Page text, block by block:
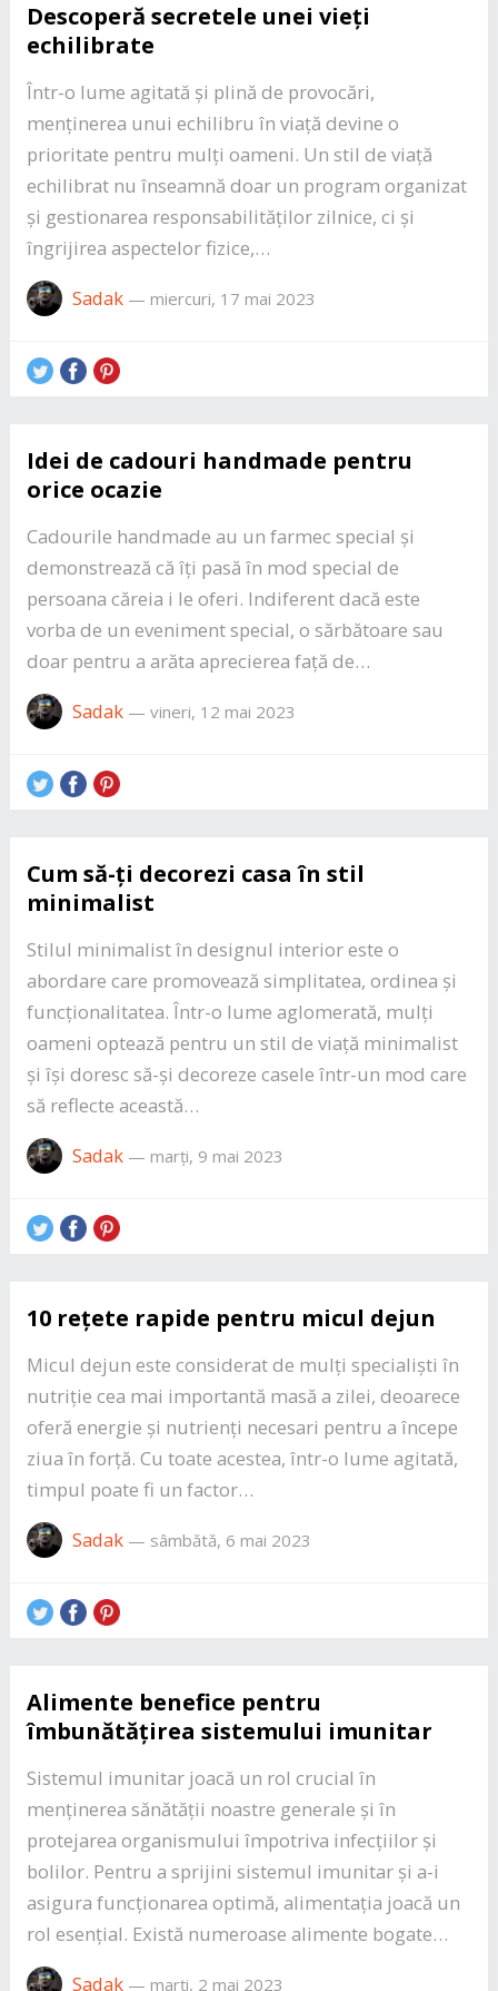
Descoperă secretele unei vieți
echilibrate
Într-o lume agitată și plină de provocări,
menținerea unui echilibru în viață devine o
prioritate pentru mulți oameni. Un stil de viață
echilibrat nu înseamnă doar un program organizat
și gestionarea responsabilităților zilnice, ci și
îngrijirea aspectelor fizice,…
Sadak— miercuri, 17 mai 2023
Idei de cadouri handmade pentru
orice ocazie
Cadourile handmade au un farmec special și
demonstrează că îți pasă în mod special de
persoana căreia i le oferi. Indiferent dacă este
vorba de un eveniment special, o sărbătoare sau
doar pentru a arăta aprecierea față de…
Sadak— vineri, 12 mai 2023
Cum să-ți decorezi casa în stil
minimalist
Stilul minimalist în designul interior este o
abordare care promovează simplitatea, ordinea și
funcționalitatea. Într-o lume aglomerată, mulți
oameni optează pentru un stil de viață minimalist
și își doresc să-și decoreze casele într-un mod care
să reflecte această…
Sadak— marți, 9 mai 2023
10 rețete rapide pentru micul dejun
Micul dejun este considerat de mulți specialiști în
nutriție cea mai importantă masă a zilei, deoarece
oferă energie și nutrienți necesari pentru a începe
ziua în forță. Cu toate acestea, într-o lume agitată,
timpul poate fi un factor…
Sadak— sâmbătă, 6 mai 2023
Alimente benefice pentru
îmbunătățirea sistemului imunitar
Sistemul imunitar joacă un rol crucial în
menținerea sănătății noastre generale și în
protejarea organismului împotriva infecțiilor și
bolilor. Pentru a sprijini sistemul imunitar și a-i
asigura funcționarea optimă, alimentația joacă un
rol esențial. Există numeroase alimente bogate…
Sadak— marți, 2 mai 2023